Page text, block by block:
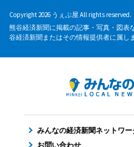
Copyright 2026 うぇぶ屋 All rights reserved.
熊谷経済新聞に掲載の記事・写真・図表
谷経済新聞またはその情報提供者に属しま
みんなの経済新聞ネットワー
お問い合わせ